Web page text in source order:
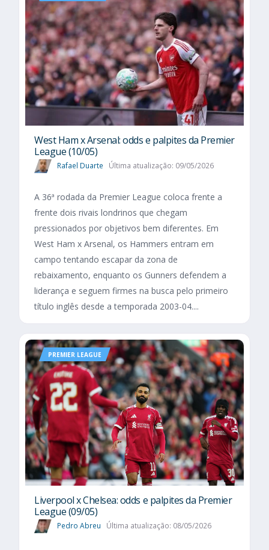
West Ham x Arsenal: odds e palpites da Premier
League (10/05)
Rafael Duarte Última atualização: 09/05/2026
A 36ª rodada da Premier League coloca frente a
frente dois rivais londrinos que chegam
pressionados por objetivos bem diferentes. Em
West Ham x Arsenal, os Hammers entram em
campo tentando escapar da zona de
rebaixamento, enquanto os Gunners defendem a
liderança e seguem firmes na busca pelo primeiro
título inglês desde a temporada 2003-04....
PREMIER LEAGUE
Liverpool x Chelsea: odds e palpites da Premier
League (09/05)
Pedro Abreu Última atualização: 08/05/2026